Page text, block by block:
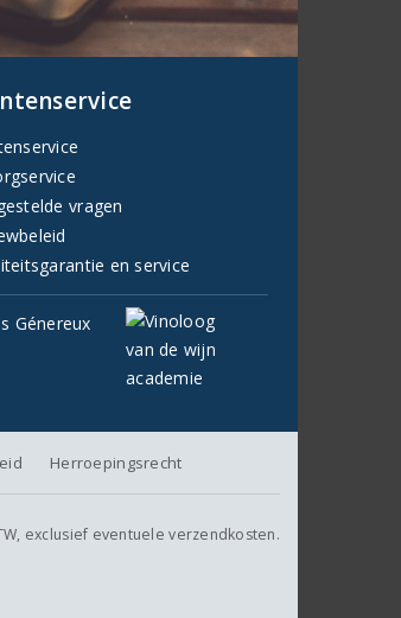
vragen
en service
Herroepingsrecht
exclusief eventuele verzendkosten.